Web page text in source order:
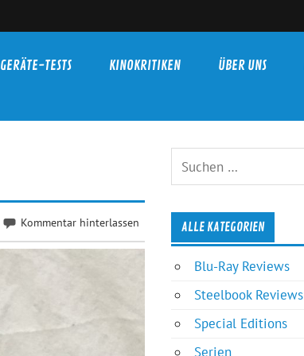
GERÄTE-TESTS KINOKRITIKEN ÜBER UNS
Kommentar hinterlassen ALLE KATEGORIEN
Blu-Ray Reviews
Steelbook Reviews
Special Editions
Serien